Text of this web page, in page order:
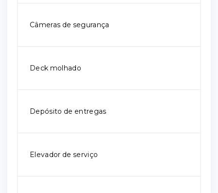
Câmeras de segurança
Deck molhado
Depósito de entregas
Elevador de serviço